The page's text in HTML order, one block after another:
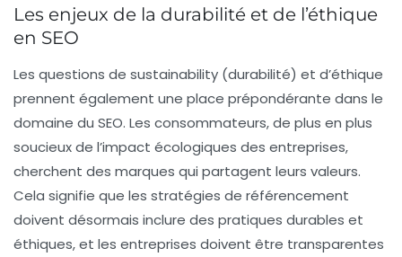
Les enjeux de la durabilité et de l’éthique
en SEO
Les questions de sustainability (durabilité) et d’éthique
prennent également une place prépondérante dans le
domaine du SEO. Les consommateurs, de plus en plus
soucieux de l’impact écologiques des entreprises,
cherchent des marques qui partagent leurs valeurs.
Cela signifie que les stratégies de référencement
doivent désormais inclure des pratiques durables et
éthiques, et les entreprises doivent être transparentes